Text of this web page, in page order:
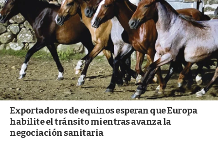
Exportadores de equinos esperan que Europa
habilite el tránsito mientras avanza la
negociación sanitaria